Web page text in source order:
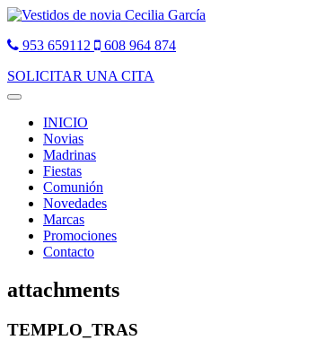
953 659112
608 964 874
SOLICITAR UNA CITA
Toggle
navigationINICIO
Novias
Madrinas
Fiestas
Comunión
Novedades
Marcas
Promociones
Contacto
attachments
TEMPLO_TRAS